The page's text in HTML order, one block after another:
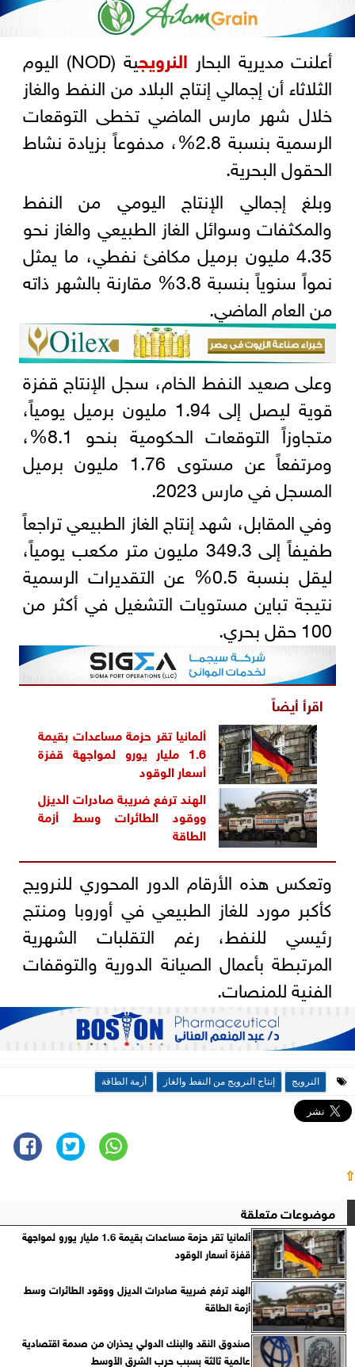
أعلنت مديرية البحار النرويج
ية (NOD) اليوم
الثلاثاء أن إجمالي إنتاج البلاد من النفط والغاز
خلال شهر مارس الماضي تخطى التوقعات
الرسمية بنسبة 2.8%، مدفوعاً بزيادة نشاط
الحقول البحرية.
وبلغ إجمالي الإنتاج اليومي من النفط
والمكثفات وسوائل الغاز الطبيعي والغاز نحو
4.35 مليون برميل مكافئ نفطي، ما يمثل
نمواً سنوياً بنسبة 3.8% مقارنة بالشهر ذاته
من العام الماضي.
وعلى صعيد النفط الخام، سجل الإنتاج قفزة
قوية ليصل إلى 1.94 مليون برميل يومياً،
متجاوزاً التوقعات الحكومية بنحو 8.1%،
ومرتفعاً عن مستوى 1.76 مليون برميل
المسجل في مارس 2023.
وفي المقابل، شهد إنتاج الغاز الطبيعي تراجعاً
طفيفاً إلى 349.3 مليون متر مكعب يومياً،
ليقل بنسبة 0.5% عن التقديرات الرسمية
نتيجة تباين مستويات التشغيل في أكثر من
100 حقل بحري.
اقرأ أيضاً
ألمانيا تقر حزمة مساعدات بقيمة
1.6 مليار يورو لمواجهة قفزة
أسعار الوقود
الهند ترفع ضريبة صادرات الديزل
ووقود الطائرات وسط أزمة
الطاقة
وتعكس هذه الأرقام الدور المحوري للنرويج
كأكبر مورد للغاز الطبيعي في أوروبا ومنتج
رئيسي للنفط، رغم التقلبات الشهرية
المرتبطة بأعمال الصيانة الدورية والتوقفات
الفنية للمنصات.
النرويج إنتاج النرويج من النفط والغاز أزمة الطاقة
⇧
موضوعات متعلقة
ألمانيا تقر حزمة مساعدات بقيمة 1.6 مليار يورو لمواجهة
قفزة أسعار الوقود
الهند ترفع ضريبة صادرات الديزل ووقود الطائرات وسط
أزمة الطاقة
صندوق النقد والبنك الدولي يحذران من صدمة اقتصادية
عالمية ثالثة بسبب حرب الشرق الأوسط